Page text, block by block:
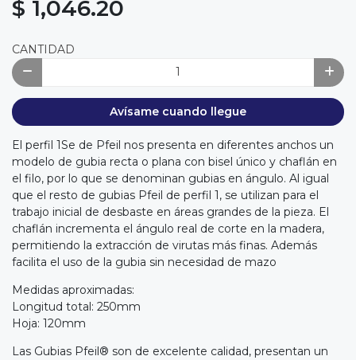
$ 1,046.20
CANTIDAD
Avísame cuando llegue
El perfil 1Se de Pfeil nos presenta en diferentes anchos un
modelo de gubia recta o plana con bisel único y chaflán en
el filo, por lo que se denominan gubias en ángulo. Al igual
que el resto de gubias Pfeil de perfil 1, se utilizan para el
trabajo inicial de desbaste en áreas grandes de la pieza. El
chaflán incrementa el ángulo real de corte en la madera,
permitiendo la extracción de virutas más finas. Además
facilita el uso de la gubia sin necesidad de mazo
Medidas aproximadas:
Longitud total: 250mm
Hoja: 120mm
Las Gubias Pfeil® son de excelente calidad, presentan un